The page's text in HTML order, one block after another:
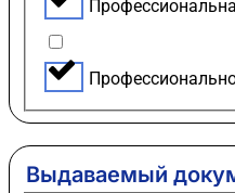
Выдаваемый